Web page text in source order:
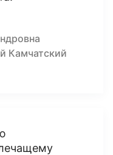
Камчатский